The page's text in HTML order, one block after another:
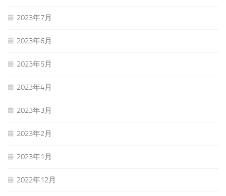
2023年7月
2023年6月
2023年5月
2023年4月
2023年3月
2023年2月
2023年1月
2022年12月